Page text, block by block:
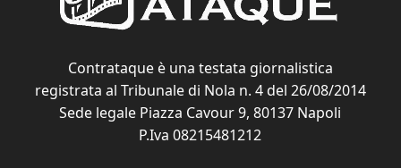
Contrataque è una testata giornalistica
registrata al Tribunale di Nola n. 4 del 26/08/2014
Sede legale Piazza Cavour 9, 80137 Napoli
P.Iva 08215481212